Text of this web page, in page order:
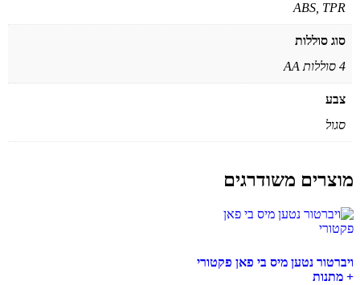
ABS, TPR
סוג סוללות
4 סוללות AA
צבע
סגול
מוצרים משודרגים
ויברטור נטען מיס בי פאן פקטורי
+ מתנות